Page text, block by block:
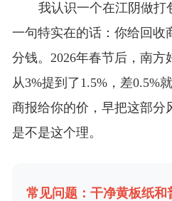
我认识一个在江阴做打
一句特实在的话：你给回收
分钱。2026年春节后，南
从3%提到了1.5%，差0.5%
商报给你的价，早把这部分
是不是这个理。
常见问题：干净黄板纸和